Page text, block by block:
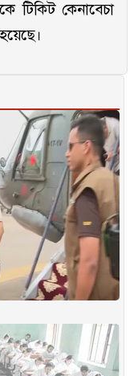
টিকিট কেনাবেচা